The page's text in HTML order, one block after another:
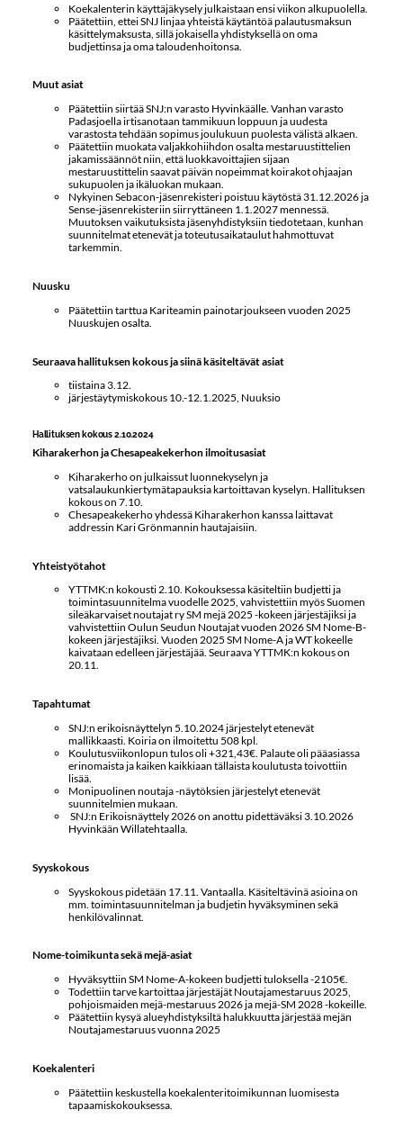
Koekalenterin käyttäjäkysely julkaistaan ensi viikon alkupuolella.
Päätettiin, ettei SNJ linjaa yhteistä käytäntöä palautusmaksun
käsittelymaksusta, sillä jokaisella yhdistyksellä on oma
budjettinsa ja oma taloudenhoitonsa.
Muut asiat
Päätettiin siirtää SNJ:n varasto Hyvinkäälle. Vanhan varasto
Padasjoella irtisanotaan tammikuun loppuun ja uudesta
varastosta tehdään sopimus joulukuun puolesta välistä alkaen.
Päätettiin muokata valjakkohiihdon osalta mestaruustittelien
jakamissäännöt niin, että luokkavoittajien sijaan
mestaruustittelin saavat päivän nopeimmat koirakot ohjaajan
sukupuolen ja ikäluokan mukaan.
Nykyinen Sebacon-jäsenrekisteri poistuu käytöstä 31.12.2026 ja
Sense-jäsenrekisteriin siirryttäneen 1.1.2027 mennessä.
Muutoksen vaikutuksista jäsenyhdistyksiin tiedotetaan, kunhan
suunnitelmat etenevät ja toteutusaikataulut hahmottuvat
tarkemmin.
Nuusku
Päätettiin tarttua Kariteamin painotarjoukseen vuoden 2025
Nuuskujen osalta.
Seuraava hallituksen kokous ja siinä käsiteltävät asiat
tiistaina 3.12.
järjestäytymiskokous 10.-12.1.2025, Nuuksio
Hallituksen kokous 2.10.2024
Kiharakerhon ja Chesapeakekerhon ilmoitusasiat
Kiharakerho on julkaissut luonnekyselyn ja
vatsalaukunkiertymätapauksia kartoittavan kyselyn. Hallituksen
kokous on 7.10.
Chesapeakekerho yhdessä Kiharakerhon kanssa laittavat
addressin Kari Grönmannin hautajaisiin.
Yhteistyötahot
YTTMK:n kokousti 2.10. Kokouksessa käsiteltiin budjetti ja
toimintasuunnitelma vuodelle 2025, vahvistettiin myös Suomen
sileäkarvaiset noutajat ry SM mejä 2025 -kokeen järjestäjiksi ja
vahvistettiin Oulun Seudun Noutajat vuoden 2026 SM Nome-B-
kokeen järjestäjiksi. Vuoden 2025 SM Nome-A ja WT kokeelle
kaivataan edelleen järjestäjää. Seuraava YTTMK:n kokous on
20.11.
Tapahtumat
SNJ:n erikoisnäyttelyn 5.10.2024 järjestelyt etenevät
mallikkaasti. Koiria on ilmoitettu 508 kpl.
Koulutusviikonlopun tulos oli +321,43€. Palaute oli pääasiassa
erinomaista ja kaiken kaikkiaan tällaista koulutusta toivottiin
lisää.
Monipuolinen noutaja -näytöksien järjestelyt etenevät
suunnitelmien mukaan.
SNJ:n Erikoisnäyttely 2026 on anottu pidettäväksi 3.10.2026
Hyvinkään Willatehtaalla.
Syyskokous
Syyskokous pidetään 17.11. Vantaalla. Käsiteltävinä asioina on
mm. toimintasuunnitelman ja budjetin hyväksyminen sekä
henkilövalinnat.
Nome-toimikunta sekä mejä-asiat
Hyväksyttiin SM Nome-A-kokeen budjetti tuloksella -2105€.
Todettiin tarve kartoittaa järjestäjät Noutajamestaruus 2025,
pohjoismaiden mejä-mestaruus 2026 ja mejä-SM 2028 -kokeille.
Päätettiin kysyä alueyhdistyksiltä halukkuutta järjestää mejän
Noutajamestaruus vuonna 2025
Koekalenteri
Päätettiin keskustella koekalenteritoimikunnan luomisesta
tapaamiskokouksessa.